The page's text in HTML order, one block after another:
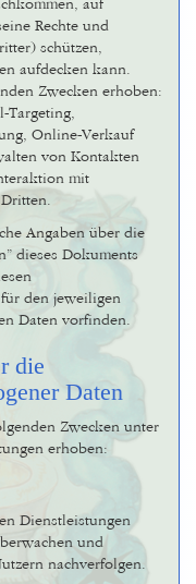
auf
Rechte und
schützen,
aufdecken kann.
Zwecken erhoben:
Targeting,
Online-Verkauf
von Kontakten
mit
Angaben über die
dieses Dokuments
den jeweiligen
Daten vorfinden.
die
Daten
Zwecken unter
erhoben:
Dienstleistungen
und
nachverfolgen.